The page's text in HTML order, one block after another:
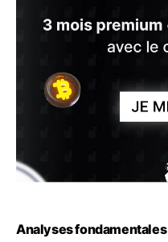
Analyses fondamentales